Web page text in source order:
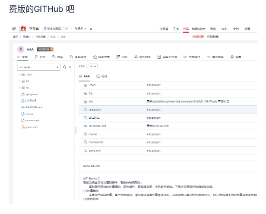
博
的
坛
我
圈
子
的
直
播
我
的
活
我
的
我
费版的GITHub 吧